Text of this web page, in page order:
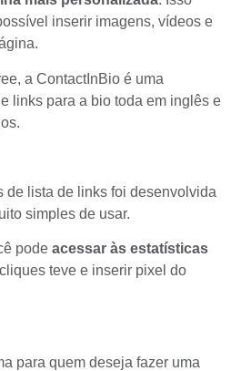
inserir imagens, vídeos e
a ContactInBio é uma
links para a bio toda em inglês e
de lista de links foi desenvolvida
simples de usar.
pode acessar às estatísticas
teve e inserir pixel do
para quem deseja fazer uma